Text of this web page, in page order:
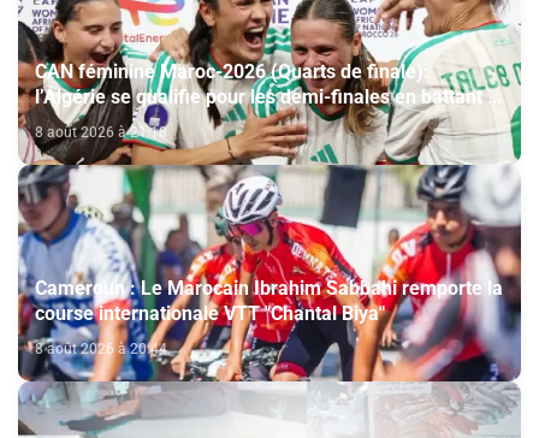
CAN féminine Maroc-2026 (Quarts de finale):
l’Algérie se qualifie pour les demi-finales en battant la
Côte d’Ivoire (2-1)
8 août 2026 à 21:18
Cameroun : Le Marocain Ibrahim Sabbahi remporte la
course internationale VTT "Chantal Biya"
8 août 2026 à 20:44